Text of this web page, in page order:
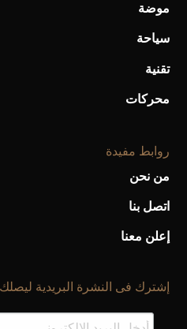
أحذية Mary Jane: ترف وأناقة للرجال
موضة
سياحة
تقنية
محركات
روابط مفيدة
من نحن
اتصل بنا
إعلن معنا
إشترك فى النشرة البريدية